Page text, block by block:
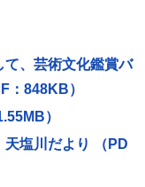
て、芸術文化鑑賞バ
：848KB）
）
塩川だより （PD